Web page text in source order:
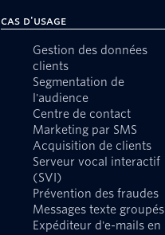
Cas d'usage
Gestion des données
clients
Segmentation de
l'audience
Centre de contact
Marketing par SMS
Acquisition de clients
Serveur vocal interactif
(SVI)
Prévention des fraudes
Messages texte groupés
Expéditeur d'e-mails en